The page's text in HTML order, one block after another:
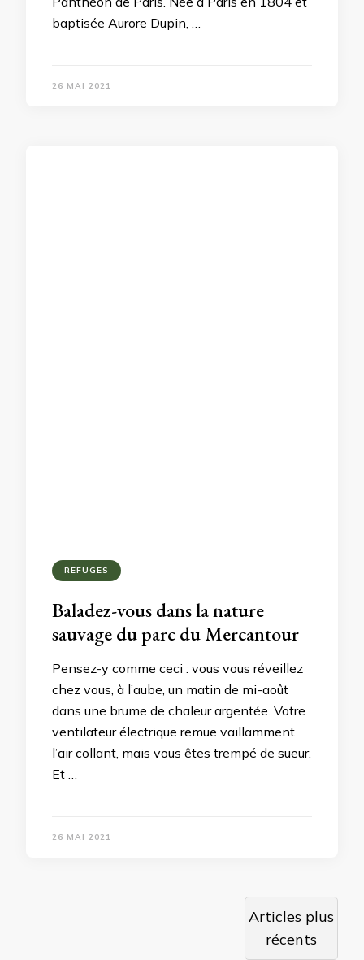
baptisée Aurore Dupin, …
26 MAI 2021
REFUGES
Baladez-vous dans la nature
sauvage du parc du Mercantour
Pensez-y comme ceci : vous vous réveillez
chez vous, à l’aube, un matin de mi-août
dans une brume de chaleur argentée. Votre
ventilateur électrique remue vaillamment
l’air collant, mais vous êtes trempé de sueur.
Et …
26 MAI 2021
Articles plus
récents